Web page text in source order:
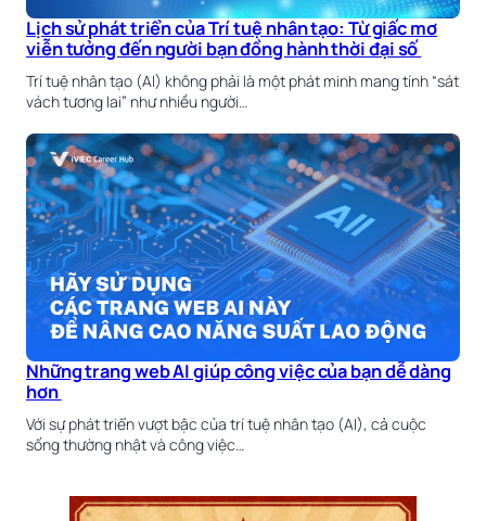
Lịch sử phát triển của Trí tuệ nhân tạo: Từ giấc mơ
viễn tưởng đến người bạn đồng hành thời đại số
Trí tuệ nhân tạo (AI) không phải là một phát minh mang tính “sát
vách tương lai” như nhiều người…
Những trang web AI giúp công việc của bạn dễ dàng
hơn
Với sự phát triển vượt bậc của trí tuệ nhân tạo (AI), cả cuộc
sống thường nhật và công việc…